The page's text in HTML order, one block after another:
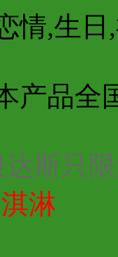
情,生日
产品全
达斯只
淋